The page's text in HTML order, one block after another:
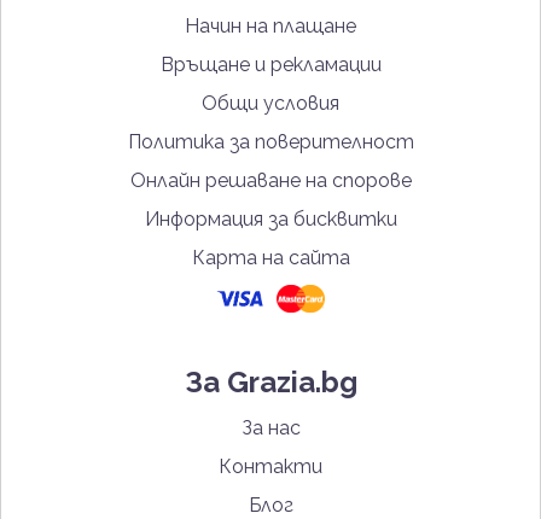
Начин на плащане
Връщане и рекламации
Общи условия
Политика за поверителност
Онлайн решаване на спорове
Информация за бисквитки
Карта на сайта
За Grazia.bg
За нас
Контакти
Блог